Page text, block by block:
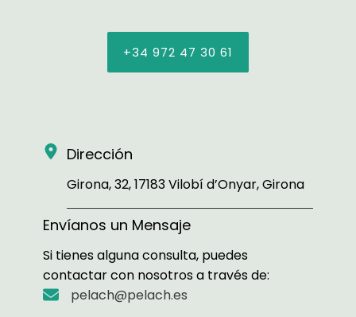
+34 972 47 30 61
Dirección
Girona, 32, 17183 Vilobí d’Onyar, Girona
Envíanos un Mensaje
Si tienes alguna consulta, puedes
contactar con nosotros a través de:
pelach@pelach.es